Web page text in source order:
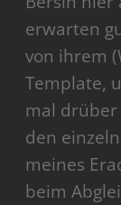
erwarten
von ihrem
Template,
mal drüber
den
meines
beim